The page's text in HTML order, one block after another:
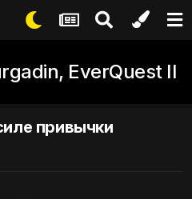
EverQuest II
привычки